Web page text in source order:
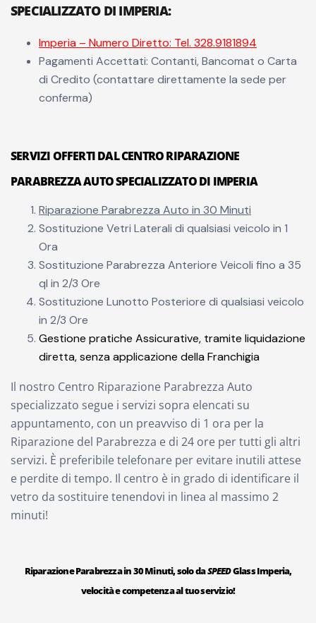
SPECIALIZZATO DI IMPERIA:
Imperia – Numero Diretto: Tel. 328.9181894
Pagamenti Accettati: Contanti, Bancomat o Carta
di Credito (contattare direttamente la sede per
conferma)
SERVIZI OFFERTI DAL CENTRO RIPARAZIONE
PARABREZZA AUTO SPECIALIZZATO DI IMPERIA
Riparazione Parabrezza Auto in 30 Minuti
Sostituzione Vetri Laterali di qualsiasi veicolo in 1
Ora
Sostituzione Parabrezza Anteriore Veicoli fino a 35
ql in 2/3 Ore
Sostituzione Lunotto Posteriore di qualsiasi veicolo
in 2/3 Ore
Gestione pratiche Assicurative, tramite liquidazione
diretta, senza applicazione della Franchigia
Il nostro Centro Riparazione Parabrezza Auto
specializzato segue i servizi sopra elencati su
appuntamento, con un preavviso di 1 ora per la
Riparazione del Parabrezza e di 24 ore per tutti gli altri
servizi. È preferibile telefonare per evitare inutili attese
e perdite di tempo. Il centro è in grado di identificare il
vetro da sostituire tenendovi in linea al massimo 2
minuti!
Riparazione Parabrezza in 30 Minuti, solo daSPEEDGlass Imperia,
velocità e competenza al tuo servizio!